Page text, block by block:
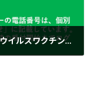
5月3日開始！横浜市、新型コロナウイルスワクチン接種の予約方法